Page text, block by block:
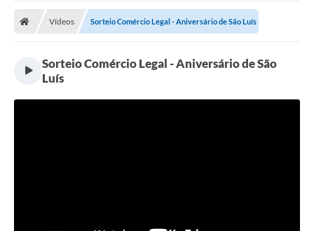
Vídeos Sorteio Comércio Legal - Aniversário de São Luís
Sorteio Comércio Legal - Aniversário de São
Luís